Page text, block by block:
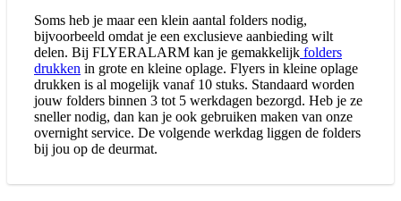
Soms heb je maar een klein aantal folders nodig,
bijvoorbeeld omdat je een exclusieve aanbieding wilt
delen. Bij FLYERALARM kan je gemakkelijk folders
drukken in grote en kleine oplage. Flyers in kleine oplage
drukken is al mogelijk vanaf 10 stuks. Standaard worden
jouw folders binnen 3 tot 5 werkdagen bezorgd. Heb je ze
sneller nodig, dan kan je ook gebruiken maken van onze
overnight service. De volgende werkdag liggen de folders
bij jou op de deurmat.